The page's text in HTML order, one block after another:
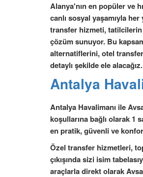
Alanya'nın en popüler ve
canlı sosyal yaşamıyla
transfer hizmeti,
çözüm sunuyor. Bu
alternatiflerini, otel
detaylı şekilde ele alacağız.
Antalya
Antalya Havalimanı ile
koşullarına bağlı olarak 1
en pratik, güvenli ve
Özel transfer hizmetleri,
çıkışında sizi isim
araçlarla direkt olarak